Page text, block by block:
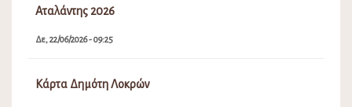
Αταλάντης 2026
Δε, 22/06/2026 - 09:25
Κάρτα Δημότη Λοκρών